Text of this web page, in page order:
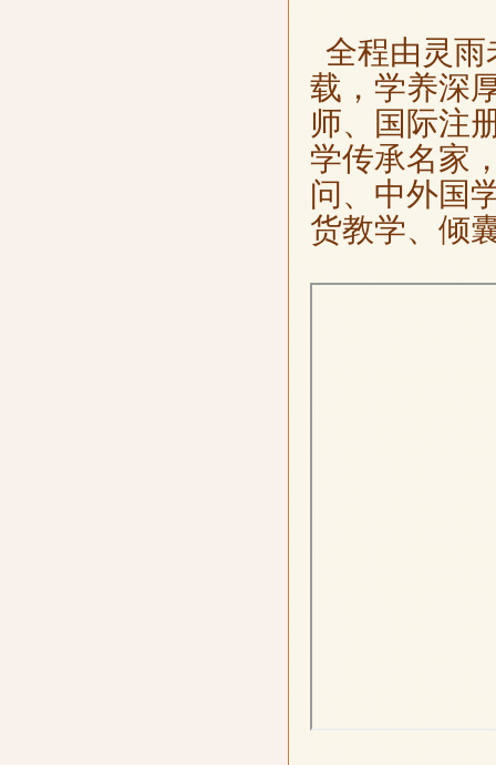
全程由灵
载，学养深
师、国际注
学传承名家
问、中外国
货教学、倾